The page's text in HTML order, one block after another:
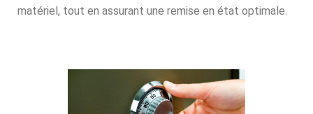
matériel, tout en assurant une remise en état optimale.